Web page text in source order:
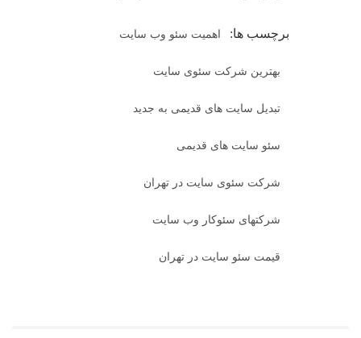
برچسب ها: اهمیت سئو وب سایت
بهترین شرکت سئوی سایت
تبدیل سایت های قدیمی به جدید
سئو سایت های قدیمی
شرکت سئوی سایت در تهران
شرکتهای سئوکار وب سایت
قیمت سئو سایت در تهران